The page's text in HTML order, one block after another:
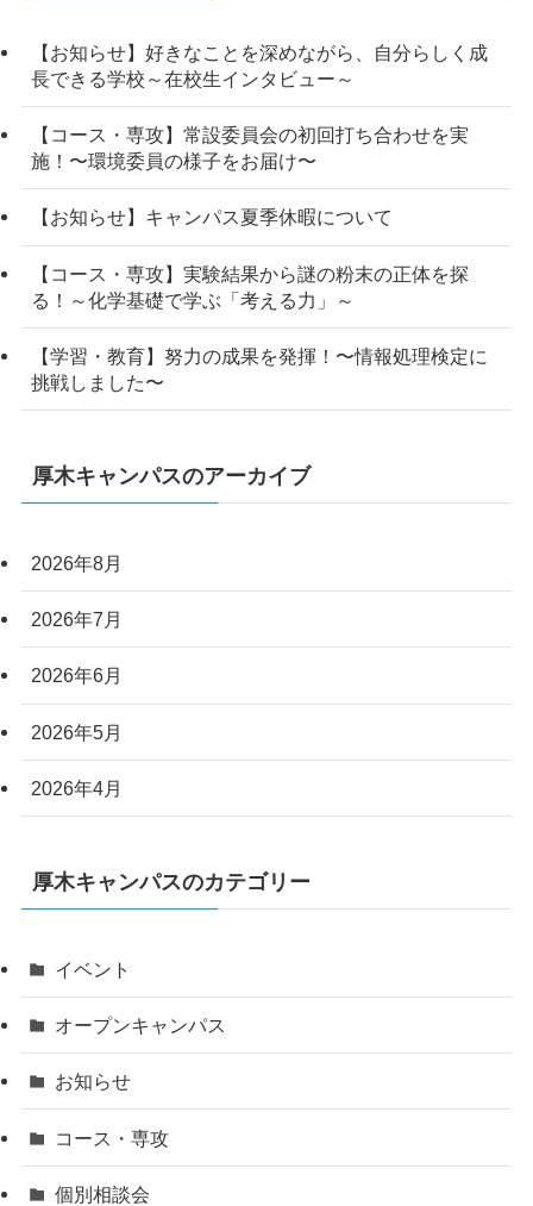
【お知らせ】好きなことを深めながら、自分らしく成
長できる学校～在校生インタビュー～
【コース・専攻】常設委員会の初回打ち合わせを実
施！〜環境委員の様子をお届け〜
【お知らせ】キャンパス夏季休暇について
【コース・専攻】実験結果から謎の粉末の正体を探
る！～化学基礎で学ぶ「考える力」～
【学習・教育】努力の成果を発揮！〜情報処理検定に
挑戦しました〜
厚木キャンパスのアーカイブ
2026年8月
2026年7月
2026年6月
2026年5月
2026年4月
厚木キャンパスのカテゴリー
イベント
オープンキャンパス
お知らせ
コース・専攻
個別相談会